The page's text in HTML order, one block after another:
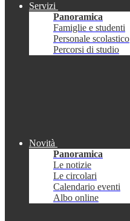
Servizi
Panoramica
Famiglie e studenti
Personale scolastico
Percorsi di studio
Novità
Panoramica
Le notizie
Le circolari
Calendario eventi
Albo online